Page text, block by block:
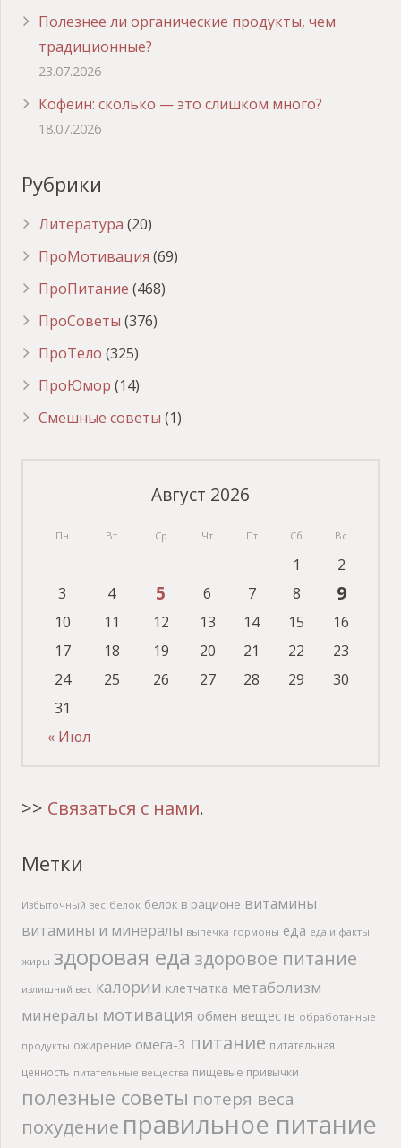
Полезнее ли органические продукты, чем
традиционные?
23.07.2026
Кофеин: сколько — это слишком много?
18.07.2026
Рубрики
Литература (20)
ПроМотивация (69)
ПроПитание (468)
ПроСоветы (376)
ПроТело (325)
ПроЮмор (14)
Смешные советы (1)
Август 2026
Пн Вт Ср Чт Пт Сб Вс
« Июл
1
2
3
4 5 6 7 8 9
10 11 12 13 14 15
16
17
18 19 20 21 22
23
24
25 26 27 28 29
30
31
>> Связаться с нами.
Метки
Избыточный вес белок белок в рационе витамины
витамины и минералы выпечка гормоны еда еда и факты
жиры здоровая еда здоровое питание
излишний вес калории клетчатка метаболизм
минералы мотивация обмен веществ обработанные
продукты ожирение омега-3 питание питательная
ценность питательные вещества пищевые привычки
полезные советы потеря веса
похудение правильное питание